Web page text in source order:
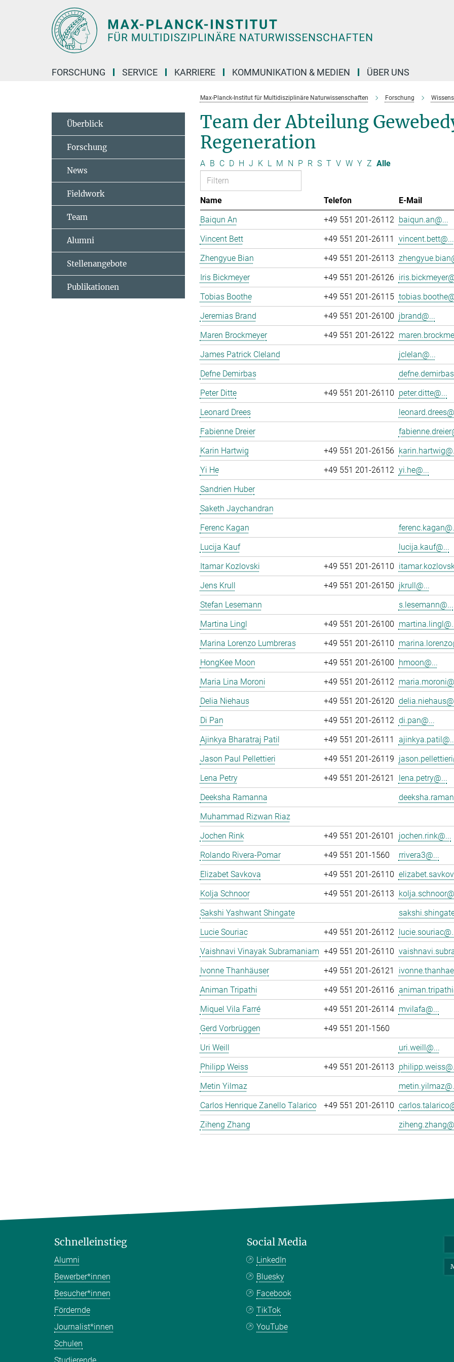
FORSCHUNG SERVICE KARRIERE KOMMUNIKATION & MEDIEN ÜBER UNS
Max-Planck-Institut für Multidisziplinäre Naturwissenschaften Forschung
Team der Abteilung
Regeneration
A B C D H J K L M N P R S T V W Y Z Alle
Name Telefon E-Mail
Baiqun An
+49 551 201-26112 baiqun.an@...
Vincent Bett
+49 551 201-26111
vincent.bett@...
Zhengyue Bian
+49 551 201-26113
Iris Bickmeyer
+49 551 201-26126
Tobias Boothe
+49 551 201-26115
Jeremias Brand
+49 551 201-26100 jbrand@...
Maren Brockmeyer
+49 551 201-26122
James Patrick Cleland
jclelan@...
Defne Demirbas
Peter Ditte
+49 551 201-26110 peter.ditte@...
Leonard Drees
Fabienne Dreier
Karin Hartwig
+49 551 201-26156
Yi He
+49 551 201-26112 yi.he@...
Sandrien Huber
Saketh Jaychandran
Ferenc Kagan
Lucija Kauf
lucija.kauf@...
Itamar Kozlovski
+49 551 201-26110
Jens Krull
+49 551 201-26150 jkrull@...
Stefan Lesemann
s.lesemann@...
Martina Lingl
+49 551 201-26100
Marina Lorenzo Lumbreras
+49 551 201-26110
HongKee Moon
+49 551 201-26100 hmoon@...
Maria Lina Moroni
+49 551 201-26112
Delia Niehaus
+49 551 201-26120
Di Pan
+49 551 201-26112 di.pan@...
Ajinkya Bharatraj Patil
+49 551 201-26111
Jason Paul Pellettieri
+49 551 201-26119
Lena Petry
+49 551 201-26121
lena.petry@...
Deeksha Ramanna
Muhammad Rizwan Riaz
Jochen Rink
+49 551 201-26101
jochen.rink@...
Rolando Rivera-Pomar
+49 551 201-1560
rrivera3@...
Elizabet Savkova
+49 551 201-26110
Kolja Schnoor
+49 551 201-26113
Sakshi Yashwant Shingate
Lucie Souriac
+49 551 201-26112
Vaishnavi Vinayak Subramaniam +49 551 201-26110
Ivonne Thanhäuser
+49 551 201-26121
Animan Tripathi
+49 551 201-26116
Miquel Vila Farré
+49 551 201-26114 mvilafa@...
Gerd Vorbrüggen
+49 551 201-1560
Uri Weill
uri.weill@...
Philipp Weiss
+49 551 201-26113
Metin Yilmaz
Carlos Henrique Zanello Talarico
+49 551 201-26110
Ziheng Zhang
Überblick
Forschung
News
Fieldwork
Team
Alumni
Stellenangebote
Publikationen
Schnelleinstieg
Alumni
Bewerber*innen
Besucher*innen
Fördernde
Journalist*innen
Schulen
Social Media
LinkedIn
Bluesky
Facebook
TikTok
YouTube